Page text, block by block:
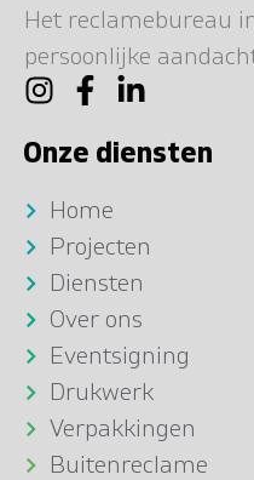
Het reclamebureau
persoonlijke
Onze diensten
Home
Projecten
Diensten
Over ons
Eventsigning
Drukwerk
Verpakkingen
Buitenreclame